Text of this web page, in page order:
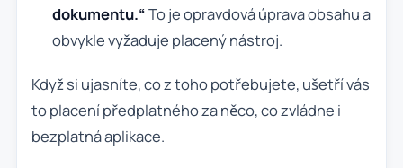
dokumentu.“To je opravdová úprava obsahu a
obvykle vyžaduje placený nástroj.
Když si ujasníte, co z toho potřebujete, ušetří vás
to placení předplatného za něco, co zvládne i
bezplatná aplikace.